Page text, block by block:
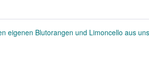
eigenen Blutorangen und Limoncello aus